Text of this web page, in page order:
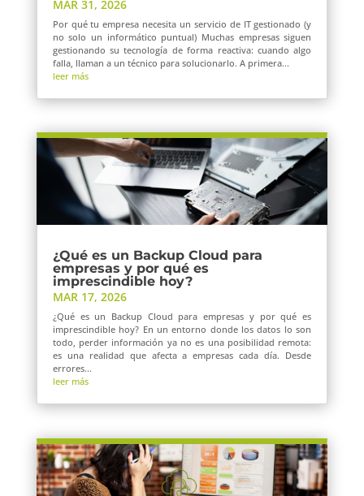
MAR 31, 2026
Por qué tu empresa necesita un servicio de IT gestionado (y
no solo un informático puntual) Muchas empresas siguen
gestionando su tecnología de forma reactiva: cuando algo
falla, llaman a un técnico para solucionarlo. A primera...
leer más
¿Qué es un Backup Cloud para
empresas y por qué es
imprescindible hoy?
MAR 17, 2026
¿Qué es un Backup Cloud para empresas y por qué es
imprescindible hoy? En un entorno donde los datos lo son
todo, perder información ya no es una posibilidad remota:
es una realidad que afecta a empresas cada día. Desde
errores...
leer más